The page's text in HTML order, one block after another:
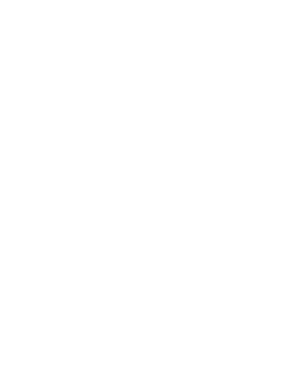
price:
TOUT MELODY